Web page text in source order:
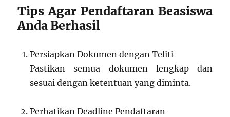
Tips Agar Pendaftaran Beasiswa
Anda Berhasil
Persiapkan Dokumen dengan Teliti
Pastikan semua dokumen lengkap dan
sesuai dengan ketentuan yang diminta.
Perhatikan Deadline Pendaftaran